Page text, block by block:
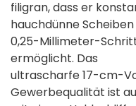
filigran, dass er
hauchdünne Scheiben
0,25-Millimeter-
ermöglicht. Das
ultrascharfe 17-cm-
Gewerbequalität ist